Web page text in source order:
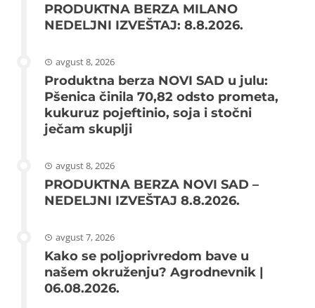
PRODUKTNA BERZA MILANO
NEDELJNI IZVEŠTAJ: 8.8.2026.
avgust 8, 2026
Produktna berza NOVI SAD u julu:
Pšenica činila 70,82 odsto prometa,
kukuruz pojeftinio, soja i stočni
ječam skuplji
avgust 8, 2026
PRODUKTNA BERZA NOVI SAD –
NEDELJNI IZVEŠTAJ 8.8.2026.
avgust 7, 2026
Kako se poljoprivredom bave u
našem okruženju? Agrodnevnik |
06.08.2026.